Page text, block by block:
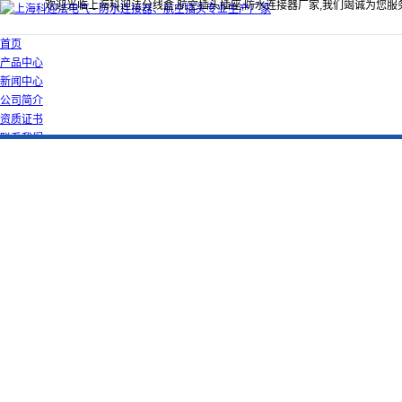
欢迎光临上海科迎法分线盒,航空插头插座,防水连接器厂家,我们竭诚为您服
首页
产品中心
新闻中心
公司简介
资质证书
联系我们